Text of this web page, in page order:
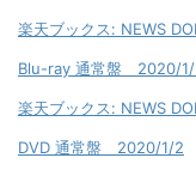
楽天ブックス: NEWS
Blu-ray 通常盤 2020/
楽天ブックス: NEWS
DVD 通常盤 2020/1/2